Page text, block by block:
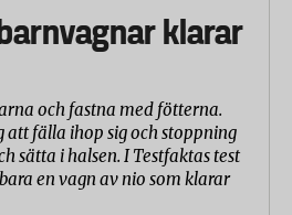
klarar
och fastna med fötterna.
att fälla ihop sig och stoppning
sätta i halsen. I Testfaktas test
en vagn av nio som klarar